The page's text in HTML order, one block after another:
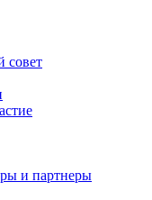
совет
и партнеры